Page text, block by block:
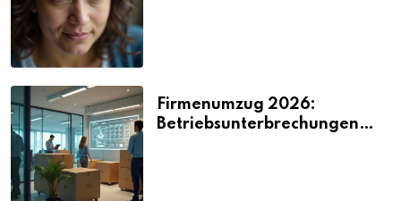
Firmenumzug 2026:
Betriebsunterbrechungen